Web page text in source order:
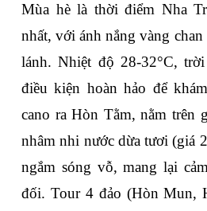
Mùa hè là thời điểm Nha
nhất, với ánh nắng vàng
lánh. Nhiệt độ 28-32°C,
điều kiện hoàn hảo để
cano ra Hòn Tằm, nằm trên
nhâm nhi nước dừa tươi (giá
ngắm sóng vỗ, mang lại
đối. Tour 4 đảo (Hòn Mun,